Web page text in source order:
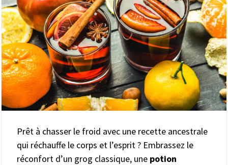
Prêt à chasser le froid avec une recette ancestrale
qui réchauffe le corps et l’esprit ? Embrassez le
réconfort d’un grog classique, une potion